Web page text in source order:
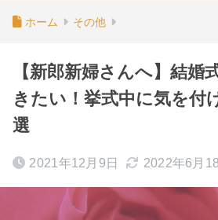
ホーム その他
【新郎新婦さんへ】結婚
きたい！挙式中に気を付
選
2021年12月9日 2022年6月